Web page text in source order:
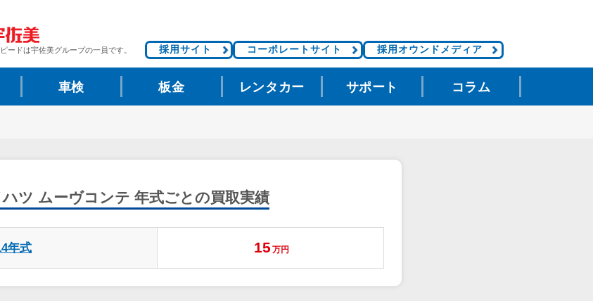
ードは宇佐美グループの一員です。 採用サイト コーポレートサイト 採用オウンドメディア
車検 板金 レンタカー サポート コラム
ハツ ムーヴコンテ 年式ごとの買取実績
年式 15 万円